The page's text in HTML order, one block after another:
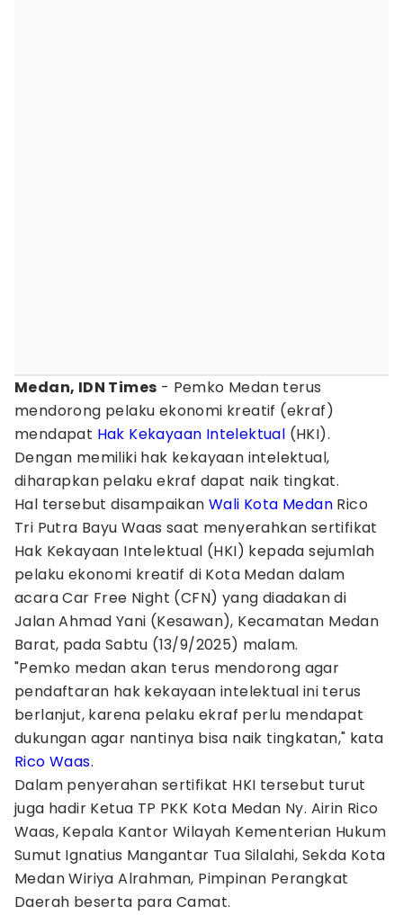
Medan, IDN Times - Pemko Medan terus
mendorong pelaku ekonomi kreatif (ekraf)
mendapat Hak Kekayaan Intelektual (HKI).
Dengan memiliki hak kekayaan intelektual,
diharapkan pelaku ekraf dapat naik tingkat.
Hal tersebut disampaikan Wali Kota Medan Rico
Tri Putra Bayu Waas saat menyerahkan sertifikat
Hak Kekayaan Intelektual (HKI) kepada sejumlah
pelaku ekonomi kreatif di Kota Medan dalam
acara Car Free Night (CFN) yang diadakan di
Jalan Ahmad Yani (Kesawan), Kecamatan Medan
Barat, pada Sabtu (13/9/2025) malam.
"Pemko medan akan terus mendorong agar
pendaftaran hak kekayaan intelektual ini terus
berlanjut, karena pelaku ekraf perlu mendapat
dukungan agar nantinya bisa naik tingkatan," kata
Rico Waas.
Dalam penyerahan sertifikat HKI tersebut turut
juga hadir Ketua TP PKK Kota Medan Ny. Airin Rico
Waas, Kepala Kantor Wilayah Kementerian Hukum
Sumut Ignatius Mangantar Tua Silalahi, Sekda Kota
Medan Wiriya Alrahman, Pimpinan Perangkat
Daerah beserta para Camat.